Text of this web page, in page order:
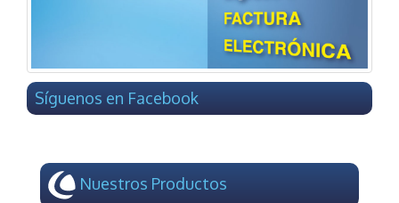
Síguenos en Facebook
Nuestros Productos